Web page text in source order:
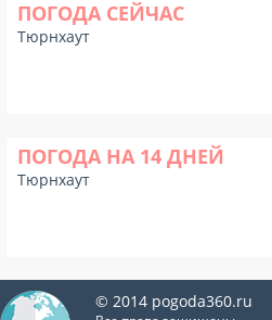
ПОГОДА СЕЙЧАС
Тюрнхаут
ПОГОДА НА 14 ДНЕЙ
Тюрнхаут
© 2014 pogoda360.ru